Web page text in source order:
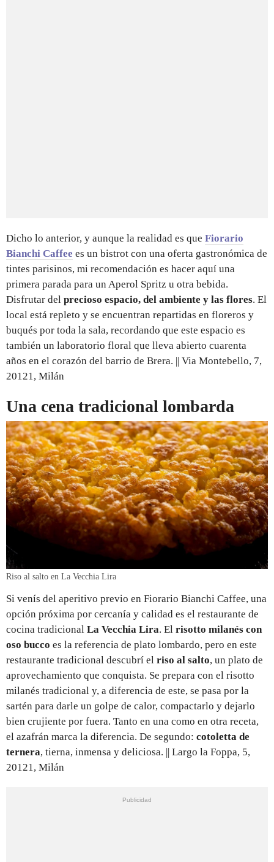
Dicho lo anterior, y aunque la realidad es que Fiorario
Bianchi Caffee es un bistrot con una oferta gastronómica de
tintes parisinos, mi recomendación es hacer aquí una
primera parada para un Aperol Spritz u otra bebida.
Disfrutar del precioso espacio, del ambiente y las flores. El
local está repleto y se encuentran repartidas en floreros y
buqués por toda la sala, recordando que este espacio es
también un laboratorio floral que lleva abierto cuarenta
años en el corazón del barrio de Brera. || Via Montebello, 7,
20121, Milán
Una cena tradicional lombarda
Riso al salto en La Vecchia Lira
Si venís del aperitivo previo en Fiorario Bianchi Caffee, una
opción próxima por cercanía y calidad es el restaurante de
cocina tradicional La Vecchia Lira. El risotto milanés con
oso bucco es la referencia de plato lombardo, pero en este
restaurante tradicional descubrí el riso al salto, un plato de
aprovechamiento que conquista. Se prepara con el risotto
milanés tradicional y, a diferencia de este, se pasa por la
sartén para darle un golpe de calor, compactarlo y dejarlo
bien crujiente por fuera. Tanto en una como en otra receta,
el azafrán marca la diferencia. De segundo: cotoletta de
ternera, tierna, inmensa y deliciosa. || Largo la Foppa, 5,
20121, Milán